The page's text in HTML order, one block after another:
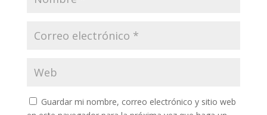
Guardar mi nombre, correo electrónico y sitio web